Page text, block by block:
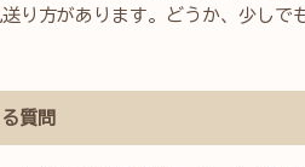
り方があります。どうか、少しで
質問